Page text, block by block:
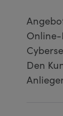
Den